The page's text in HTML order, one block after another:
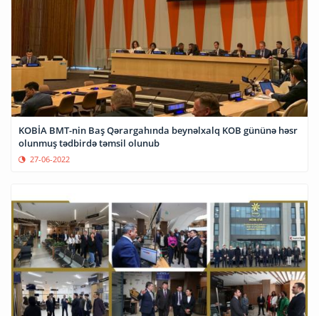
KOBİA BMT-nin Baş Qərargahında beynəlxalq KOB gününə həsr
olunmuş tədbirdə təmsil olunub
27-06-2022